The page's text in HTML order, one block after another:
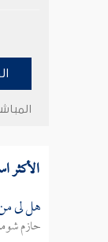
الأكثر
هل لى
حازم